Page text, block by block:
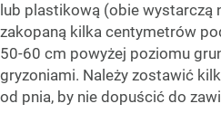
lub plastikową (obie wystarczą
zakopaną kilka centymetrów
50-60 cm powyżej poziomu
gryzoniami. Należy zostawić
od pnia, by nie dopuścić do